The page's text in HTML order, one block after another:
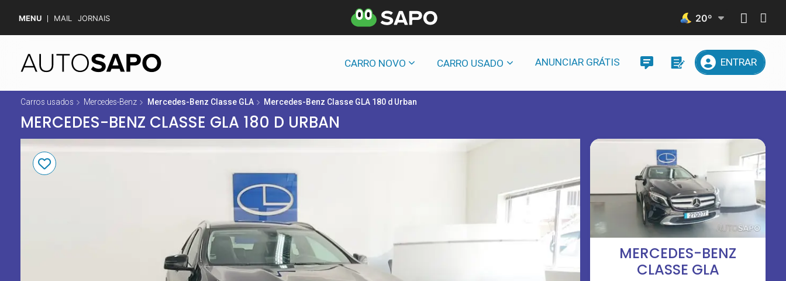
MENU MAIL JORNAIS 20º
CARRO NOVO CARRO USADO ANUNCIAR GRÁTIS ENTRAR
Carros usados Mercedes-Benz Mercedes-Benz Classe GLA Mercedes-Benz Classe GLA 180 d Urban
MERCEDES-BENZ CLASSE GLA 180 D URBAN
MERCEDES-BENZ
CLASSE GLA